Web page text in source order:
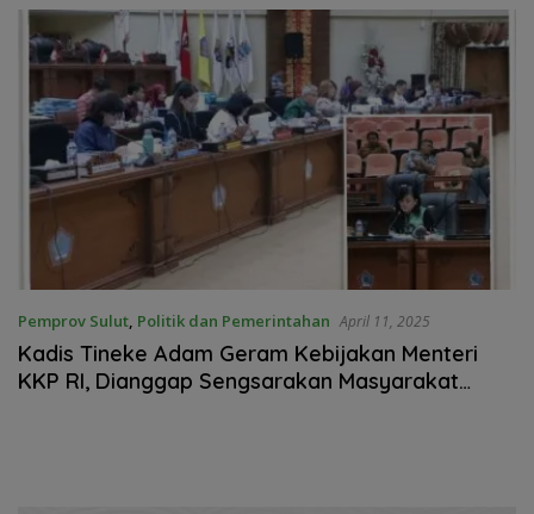
Infrastruktur
Pemprov Sulut, Politik dan Pemerintahan April 11, 2025
Kadis Tineke Adam Geram Kebijakan Menteri
KKP RI, Dianggap Sengsarakan Masyarakat